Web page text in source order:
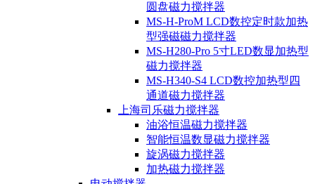
圆盘磁力搅拌器
MS-H-ProM LCD数控定时款加热
型强磁磁力搅拌器
MS-H280-Pro 5寸LED数显加热型
磁力搅拌器
MS-H340-S4 LCD数控加热型四
通道磁力搅拌器
上海司乐磁力搅拌器
油浴恒温磁力搅拌器
智能恒温数显磁力搅拌器
旋涡磁力搅拌器
加热磁力搅拌器